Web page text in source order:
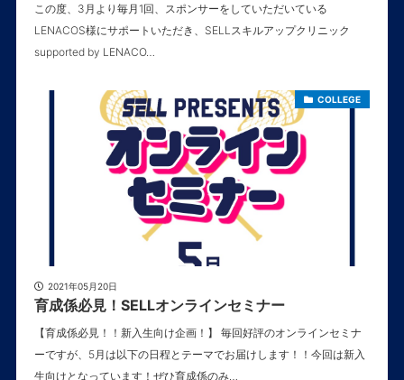
この度、3月より毎月1回、スポンサーをしていただいている
LENACOS様にサポートいただき、SELLスキルアップクリニック
supported by LENACO…
COLLEGE
2021年05月20日
育成係必見！SELLオンラインセミナー
【育成係必見！！新入生向け企画！】 毎回好評のオンラインセミナ
ーですが、5月は以下の日程とテーマでお届けします！！今回は新入
生向けとなっています！ぜひ育成係のみ…